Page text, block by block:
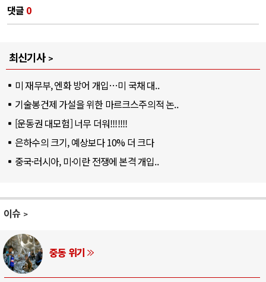
댓글 0
최신기사
미 재무부, 엔화 방어 개입…미 국채 대..
기술봉건제 가설을 위한 마르크스주의적 논..
[운동권 대모험] 너무 더워!!!!!!!
은하수의 크기, 예상보다 10% 더 크다
중국·러시아, 미·이란 전쟁에 본격 개입..
이슈
AI와 인간